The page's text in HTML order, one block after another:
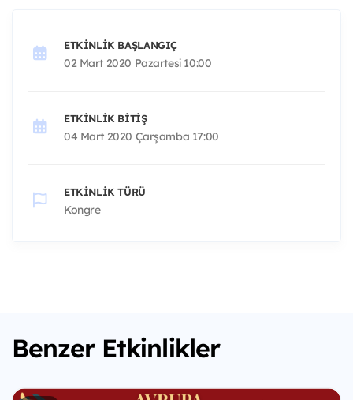
ETKINLIK BAŞLANGIÇ
02 Mart 2020 Pazartesi 10:00
ETKINLIK BITIŞ
04 Mart 2020 Çarşamba 17:00
ETKINLIK TÜRÜ
Kongre
Benzer Etkinlikler